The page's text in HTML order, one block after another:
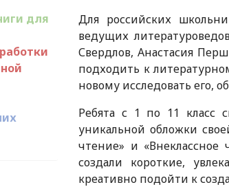
для
Для российских
ведущих
Свердлов, Анастасия
подходить к
новому исследовать его,
Ребята с 1 по 11 класс
уникальной обложки
чтение» и «Внеклассное
создали короткие,
креативно подойти к